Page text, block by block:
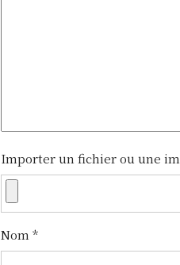
i
c
l
e
Importer un fichier ou une
Nom *